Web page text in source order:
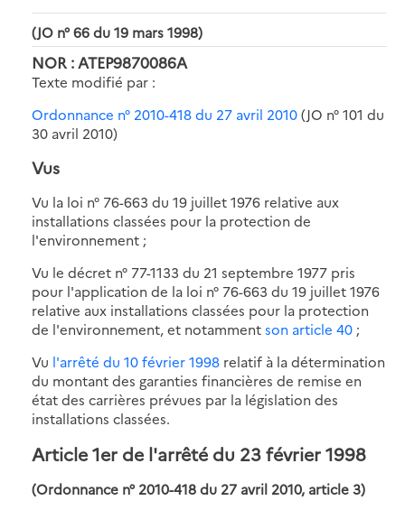
(JO n° 66 du 19 mars 1998)
NOR : ATEP9870086A
Texte modifié par :
Ordonnance n° 2010-418 du 27 avril 2010(JO n° 101 du
30 avril 2010)
Vus
Vu la loi n° 76-663 du 19 juillet 1976 relative aux
installations classées pour la protection de
l'environnement ;
Vu le décret n° 77-1133 du 21 septembre 1977 pris
pour l'application de la loi n° 76-663 du 19 juillet 1976
relative aux installations classées pour la protection
de l'environnement, et notammentson article 40 ;
Vu l'arrêté du 10 février 1998 relatif à la détermination
du montant des garanties financières de remise en
état des carrières prévues par la législation des
installations classées.
Article 1er de l'arrêté du 23 février 1998
(Ordonnance n° 2010-418 du 27 avril 2010, article 3)